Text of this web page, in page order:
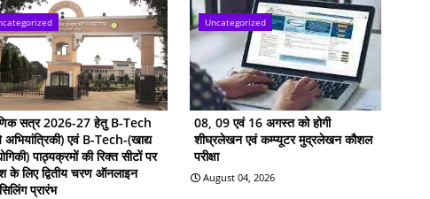
सत्र 2026-27 हेतु B-Tech
अभियांत्रिकी) एवं B-Tech-(खाद्य
पाठ्यक्रमों की रिक्त सीटों पर
के लिए द्वितीय चरण ऑनलाइन
प्रारंभ
Uncategorized
08, 09 एवं 16 अगस्त को होगी
शीघ्रलेखन एवं कम्प्यूटर मुद्रलेखन कौशल
परीक्षा
August 04, 2026